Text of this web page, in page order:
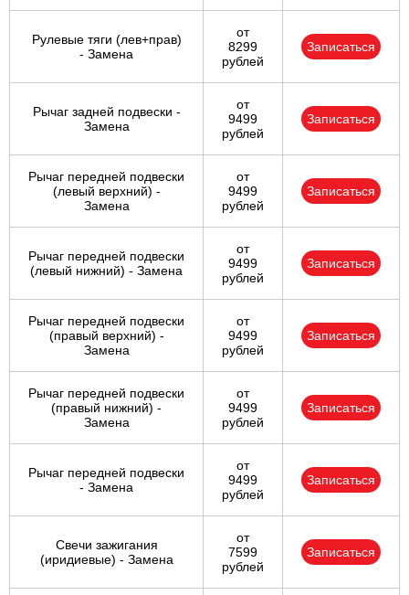
Рулевые тяги (лев+прав)
- Замена
от
8299
рублей
Записаться
Рычаг задней подвески -
Замена
от
9499
рублей
Записаться
Рычаг передней подвески
(левый верхний) -
Замена
от
9499
рублей
Записаться
Рычаг передней подвески
(левый нижний) - Замена
от
9499
рублей
Записаться
Рычаг передней подвески
(правый верхний) -
Замена
от
9499
рублей
Записаться
Рычаг передней подвески
(правый нижний) -
Замена
от
9499
рублей
Записаться
Рычаг передней подвески
- Замена
от
9499
рублей
Записаться
Свечи зажигания
(иридиевые) - Замена
от
7599
рублей
Записаться